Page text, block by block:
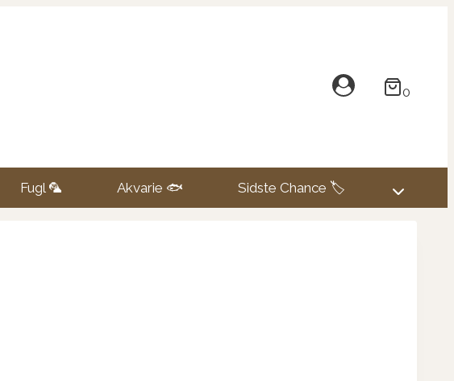
0
Fugl 🦜 Akvarie 🐟 Sidste Chance 🏷️